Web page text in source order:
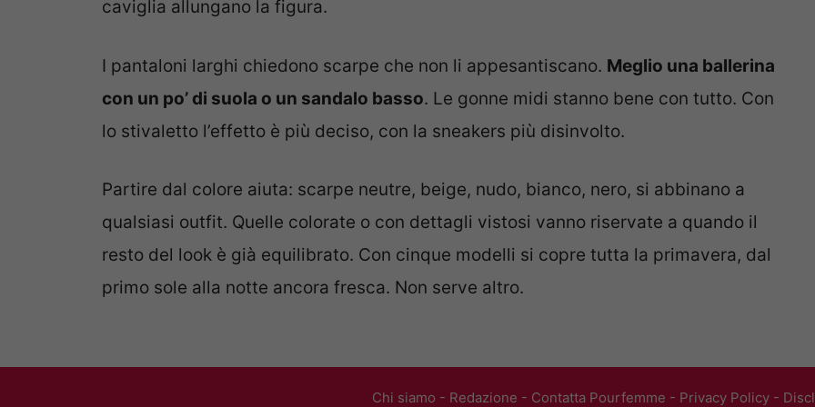
caviglia allungano la figura.
I pantaloni larghi chiedono scarpe che non li appesantiscano. Meglio una ballerina
con un po’ di suola o un sandalo basso. Le gonne midi stanno bene con tutto. Con
lo stivaletto l’effetto è più deciso, con la sneakers più disinvolto.
Partire dal colore aiuta: scarpe neutre, beige, nudo, bianco, nero, si abbinano a
qualsiasi outfit. Quelle colorate o con dettagli vistosi vanno riservate a quando il
resto del look è già equilibrato. Con cinque modelli si copre tutta la primavera, dal
primo sole alla notte ancora fresca. Non serve altro.
Chi siamo - Redazione - Contatta Pourfemme - Privacy Policy-